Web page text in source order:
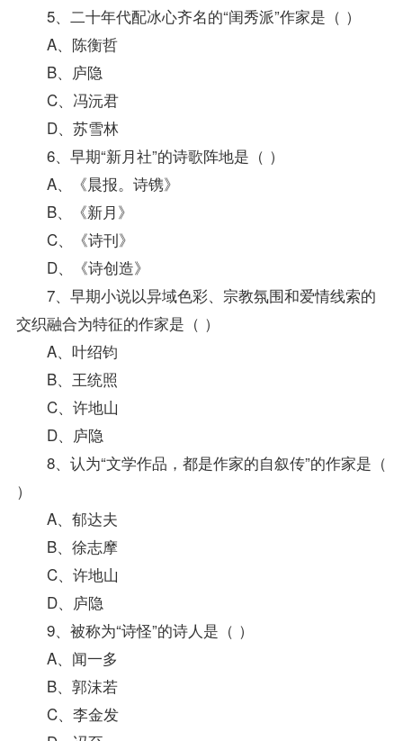
5、二十年代配冰心齐名的“闺秀派”作家是（ ）
A、陈衡哲
B、庐隐
C、冯沅君
D、苏雪林
6、早期“新月社”的诗歌阵地是（ ）
A、《晨报。诗镌》
B、《新月》
C、《诗刊》
D、《诗创造》
7、早期小说以异域色彩、宗教氛围和爱情线索的
交织融合为特征的作家是（ ）
A、叶绍钧
B、王统照
C、许地山
D、庐隐
8、认为“文学作品，都是作家的自叙传”的作家是（
）
A、郁达夫
B、徐志摩
C、许地山
D、庐隐
9、被称为“诗怪”的诗人是（ ）
A、闻一多
B、郭沫若
C、李金发